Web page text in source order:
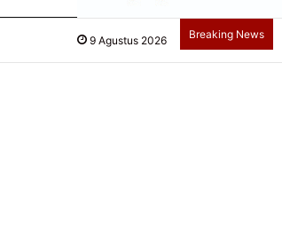
9 Agustus 2026 Breaking News